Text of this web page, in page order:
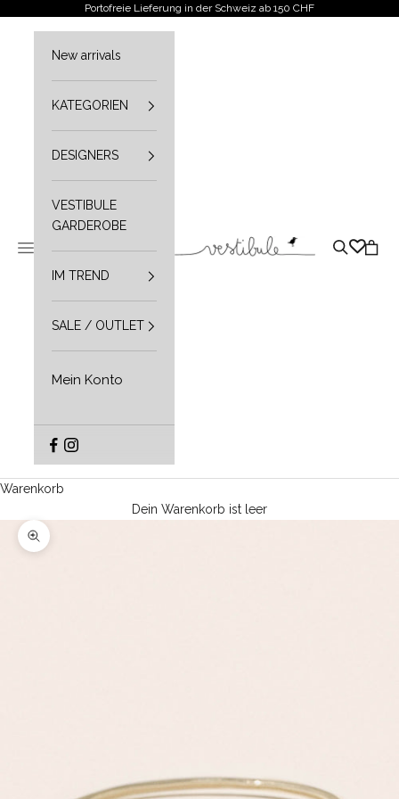
Zum Inhalt springenPortofreie Lieferung in der Schweiz ab 150 CHF
Vestibule
Navigationsmenü öffnen Suche
New arrivals
KATEGORIEN
DESIGNERS
VESTIBULE
GARDEROBE
IM TREND
SALE / OUTLET
Mein Konto
Warenkorb
Dein Warenkorb ist leer
Bild vergrößern